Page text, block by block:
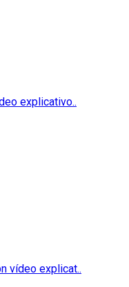
explicativo..
vídeo explicat..